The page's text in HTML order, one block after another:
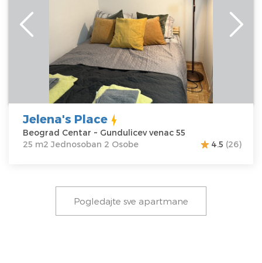
Beograd
Centar
Adresa:
Gundulicev
venac 55
40 €
Gosti:
Kvadratura :
25
m2
Struktura :
Jednosoban
Jelena's Place
Beograd Centar ~ Gundulicev venac 55
25 m2 Jednosoban 2 Osobe
4.5 (26)
Pogledajte sve apartmane